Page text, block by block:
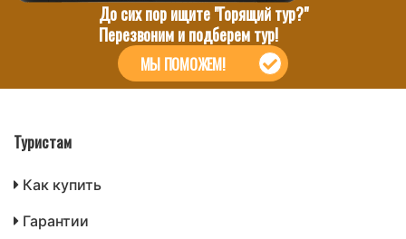
До сих пор ищите "Горящий тур?"
Перезвоним и подберем тур!
МЫ ПОМОЖЕМ!
Туристам
Как купить
Гарантии